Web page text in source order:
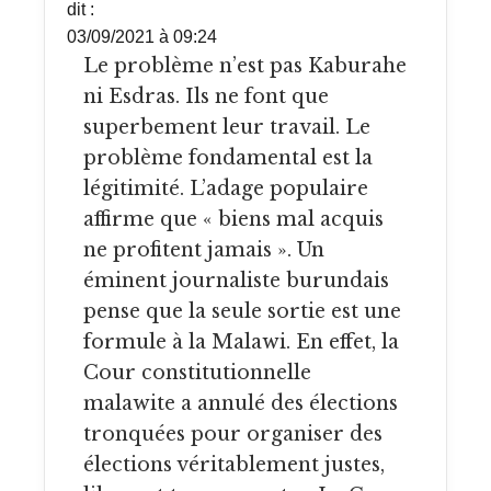
dit :
03/09/2021 à 09:24
Le problème n’est pas Kaburahe
ni Esdras. Ils ne font que
superbement leur travail. Le
problème fondamental est la
légitimité. L’adage populaire
affirme que « biens mal acquis
ne profitent jamais ». Un
éminent journaliste burundais
pense que la seule sortie est une
formule à la Malawi. En effet, la
Cour constitutionnelle
malawite a annulé des élections
tronquées pour organiser des
élections véritablement justes,